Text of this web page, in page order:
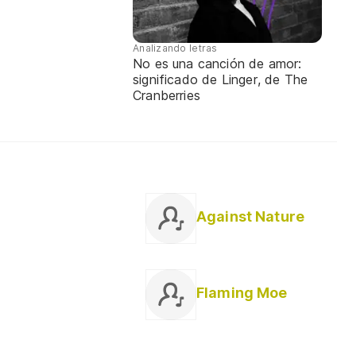
Analizando letras
No es una canción de amor:
significado de Linger, de The
Cranberries
Against Nature
Flaming Moe